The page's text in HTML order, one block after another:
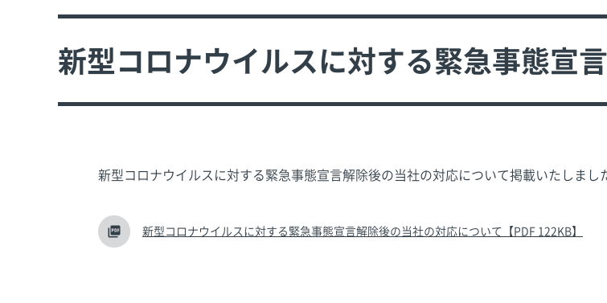
新型コロナウイルスに対する緊急事態宣
新型コロナウイルスに対する緊急事態宣言解除後の当社の対応について掲載いたしまし
新型コロナウイルスに対する緊急事態宣言解除後の当社の対応について【PDF 122KB】